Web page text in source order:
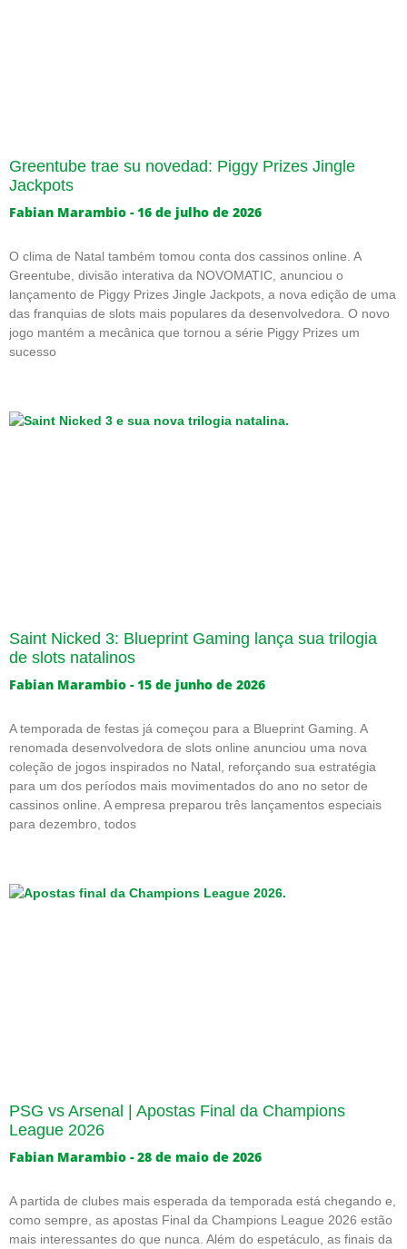
Greentube trae su novedad: Piggy Prizes Jingle
Jackpots
Fabian Marambio 16 de julho de 2026
O clima de Natal também tomou conta dos cassinos online. A
Greentube, divisão interativa da NOVOMATIC, anunciou o
lançamento de Piggy Prizes Jingle Jackpots, a nova edição de uma
das franquias de slots mais populares da desenvolvedora. O novo
jogo mantém a mecânica que tornou a série Piggy Prizes um
sucesso
Saint Nicked 3: Blueprint Gaming lança sua trilogia
de slots natalinos
Fabian Marambio 15 de junho de 2026
A temporada de festas já começou para a Blueprint Gaming. A
renomada desenvolvedora de slots online anunciou uma nova
coleção de jogos inspirados no Natal, reforçando sua estratégia
para um dos períodos mais movimentados do ano no setor de
cassinos online. A empresa preparou três lançamentos especiais
para dezembro, todos
PSG vs Arsenal | Apostas Final da Champions
League 2026
Fabian Marambio 28 de maio de 2026
A partida de clubes mais esperada da temporada está chegando e,
como sempre, as apostas Final da Champions League 2026 estão
mais interessantes do que nunca. Além do espetáculo, as finais da